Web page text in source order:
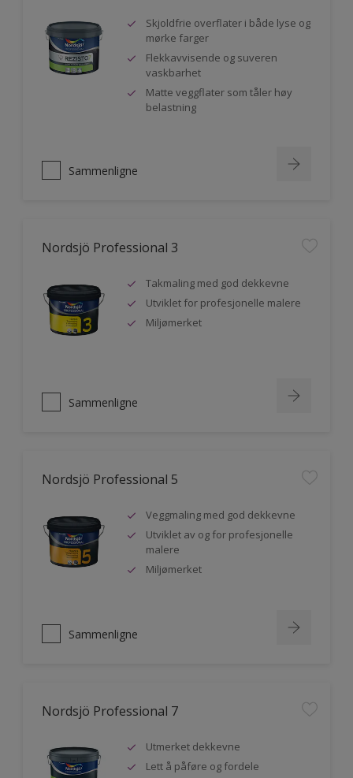
Skjoldfrie overflater i både lyse og
mørke farger
Flekkavvisende og suveren
vaskbarhet
Matte veggflater som tåler høy
belastning
Sammenligne
Nordsjö Professional 3
Takmaling med god dekkevne
Utviklet for profesjonelle malere
Miljømerket
Sammenligne
Nordsjö Professional 5
Veggmaling med god dekkevne
Utviklet av og for profesjonelle
malere
Miljømerket
Sammenligne
Nordsjö Professional 7
Utmerket dekkevne
Lett å påføre og fordele